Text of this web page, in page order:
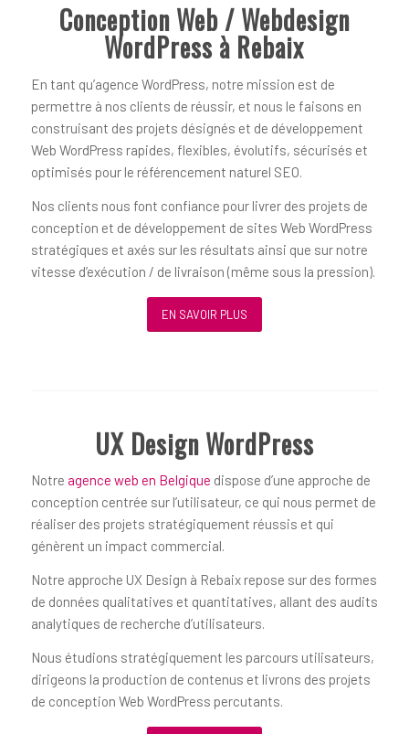
Conception Web / Webdesign
WordPress à Rebaix
En tant qu’agence WordPress, notre mission est de
permettre à nos clients de réussir, et nous le faisons en
construisant des projets désignés et de développement
Web WordPress rapides, flexibles, évolutifs, sécurisés et
optimisés pour le référencement naturel SEO.
Nos clients nous font confiance pour livrer des projets de
conception et de développement de sites Web WordPress
stratégiques et axés sur les résultats ainsi que sur notre
vitesse d’exécution / de livraison (même sous la pression).
EN SAVOIR PLUS
UX Design WordPress
Notre agence web en Belgique dispose d’une approche de
conception centrée sur l’utilisateur, ce qui nous permet de
réaliser des projets stratégiquement réussis et qui
génèrent un impact commercial.
Notre approche UX Design à Rebaix repose sur des formes
de données qualitatives et quantitatives, allant des audits
analytiques de recherche d’utilisateurs.
Nous étudions stratégiquement les parcours utilisateurs,
dirigeons la production de contenus et livrons des projets
de conception Web WordPress percutants.